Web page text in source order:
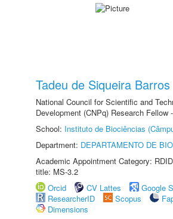
Tadeu de Siqueira Barros
National Council for Scientific and
Development (CNPq) Research Fellow
School: Instituto de Biociências
Department: DEPARTAMENTO DE
Academic Appointment Category:
title: MS-3.2
Orcid
CV Lattes
Google
ResearcherID
Scopus
Dimensions